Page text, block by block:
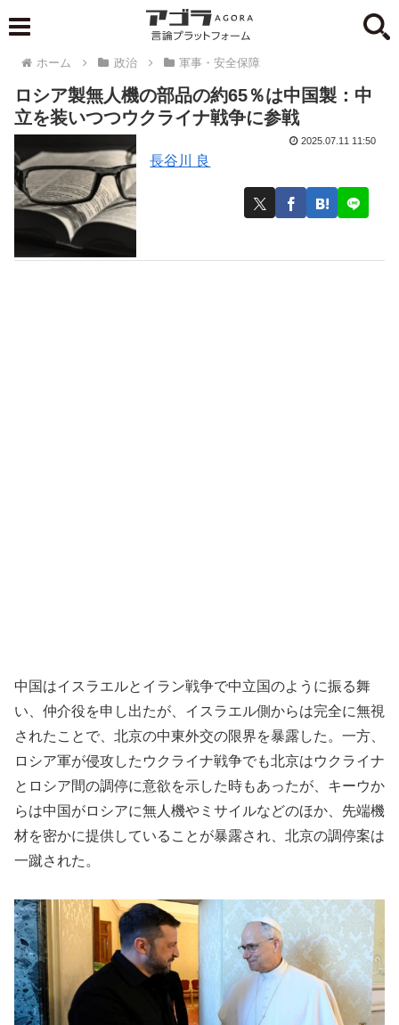
ホーム 政治 軍事・安全保障
ロシア製無人機の部品の約65％は中国製：中
立を装いつつウクライナ戦争に参戦
長谷川 良
2025.07.11 11:50
中国はイスラエルとイラン戦争で中立国のように振る舞
い、仲介役を申し出たが、イスラエル側からは完全に無視
されたことで、北京の中東外交の限界を暴露した。一方、
ロシア軍が侵攻したウクライナ戦争でも北京はウクライナ
とロシア間の調停に意欲を示した時もあったが、キーウか
らは中国がロシアに無人機やミサイルなどのほか、先端機
材を密かに提供していることが暴露され、北京の調停案は
一蹴された。